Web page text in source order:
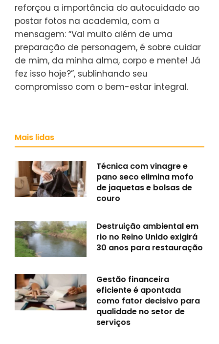
reforçou a importância do autocuidado ao
postar fotos na academia, com a
mensagem: “Vai muito além de uma
preparação de personagem, é sobre cuidar
de mim, da minha alma, corpo e mente! Já
fez isso hoje?”, sublinhando seu
compromisso com o bem-estar integral.
Mais lidas
Técnica com vinagre e
pano seco elimina mofo
de jaquetas e bolsas de
couro
Destruição ambiental em
rio no Reino Unido exigirá
30 anos para restauração
Gestão financeira
eficiente é apontada
como fator decisivo para
qualidade no setor de
serviços